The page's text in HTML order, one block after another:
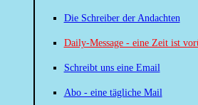
Die Schreiber der Andachten
Daily-Message - eine Zeit ist
Schreibt uns eine Email
Abo - eine tägliche Mail